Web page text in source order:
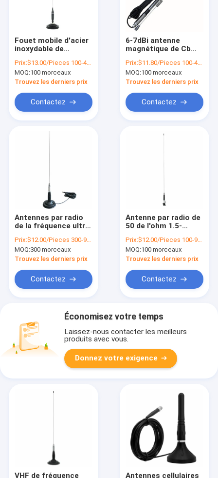
Fouet mobile d'acier
inoxydable de
CB extérieurs de
cuivre purs d'élément
Prix:$13.00/Pieces 100-499 Pieces
MOQ:100 morceaux
Trouvez les derniers prix
Contactez
6-7dBi antenne
magnétique de Cb
voiture 915mhz
868mhz pour
l'environnement dur
Prix:$11.80/Pieces 100-499 Pieces
MOQ:100 morceaux
Trouvez les derniers prix
Contactez
Antennes par radio
de la fréquence ultra-
à gain élevé
magnétiques forts à
gain élevé d'antenne
Prix:$12.00/Pieces 300-999 Pieces
MOQ:300 morceaux
Trouvez les derniers prix
Contactez
Antenne par radio de
50 de l'ohm 1.5-
terme antenne
directrice de 915
mégahertz
Prix:$12.00/Pieces 100-999 Pieces
MOQ:100 morceaux
Trouvez les derniers prix
Contactez
Économisez votre temps
Laissez-nous contacter les meilleurs
produits avec vous.
Donnez votre exigence
VHF de fréquence
Antennes cellulaires